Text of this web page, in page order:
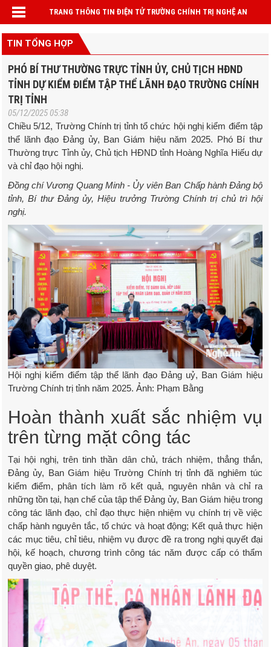
TRANG THÔNG TIN ĐIỆN TỬ TRƯỜNG CHÍNH TRỊ NGHỆ AN
TIN TỔNG HỢP
PHÓ BÍ THƯ THƯỜNG TRỰC TỈNH ỦY, CHỦ TỊCH HĐND
TỈNH DỰ KIỂM ĐIỂM TẬP THỂ LÃNH ĐẠO TRƯỜNG CHÍNH
TRỊ TỈNH
05/12/2025 05:38
Chiều 5/12, Trường Chính trị tỉnh tổ chức hội nghị kiểm điểm tập
thể lãnh đạo Đảng ủy, Ban Giám hiệu năm 2025. Phó Bí thư
Thường trực Tỉnh ủy, Chủ tịch HĐND tỉnh Hoàng Nghĩa Hiếu dự
và chỉ đạo hội nghị.
Đồng chí Vương Quang Minh - Ủy viên Ban Chấp hành Đảng bộ
tỉnh, Bí thư Đảng ủy, Hiệu trưởng Trường Chính trị chủ trì hội
nghị.
Hội nghị kiểm điểm tập thể lãnh đạo Đảng uỷ, Ban Giám hiệu
Trường Chính trị tỉnh năm 2025. Ảnh: Phạm Bằng
Hoàn thành xuất sắc nhiệm vụ
trên từng mặt công tác
Tại hội nghị, trên tinh thần dân chủ, trách nhiệm, thẳng thắn,
Đảng ủy, Ban Giám hiệu Trường Chính trị tỉnh đã nghiêm túc
kiểm điểm, phân tích làm rõ kết quả, nguyên nhân và chỉ ra
những tồn tại, hạn chế của tập thể Đảng ủy, Ban Giám hiệu trong
công tác lãnh đạo, chỉ đạo thực hiện nhiệm vụ chính trị về việc
chấp hành nguyên tắc, tổ chức và hoạt động; Kết quả thực hiện
các mục tiêu, chỉ tiêu, nhiệm vụ được đề ra trong nghị quyết đại
hội, kế hoạch, chương trình công tác năm được cấp có thẩm
quyền giao, phê duyệt.